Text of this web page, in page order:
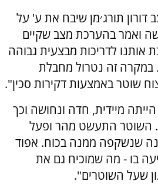
דורון תורג׳מן שיבח את ע' על
ואמר בהערכת מצב שקיים
אותנו לדריכות מבצעית גבוהה
במקרה זה נטרול מחבלת
שוטר באמצעות דקירות סכין".
מיידית, חדה ונחושה וכך
השוטר התעשט מהר ופעל
שנשקפה ממנה בכוח. אפוד
בו - מה שמוכיח גם את
שעל השוטרים".